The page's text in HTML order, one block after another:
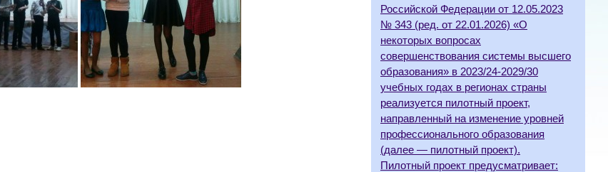
Российской Федерации от 12.05.2023
№ 343 (ред. от 22.01.2026) «О
некоторых вопросах
совершенствования системы высшего
образования» в 2023/24-2029/30
учебных годах в регионах страны
реализуется пилотный проект,
направленный на изменение уровней
профессионального образования
(далее — пилотный проект).
Пилотный проект предусматривает: